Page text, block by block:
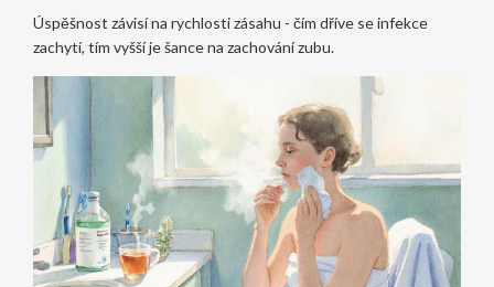
Úspěšnost závisí na rychlosti zásahu - čím dříve se infekce
zachytí, tím vyšší je šance na zachování zubu.